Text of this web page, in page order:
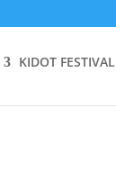
KIDOT FESTIVAL